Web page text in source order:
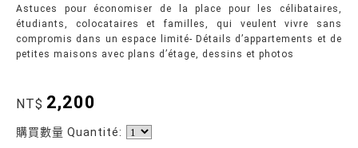
Astuces pour économiser de la place pour les célibataires,
étudiants, colocataires et familles, qui veulent vivre sans
compromis dans un espace limité- Détails d’appartements et de
petites maisons avec plans d’étage, dessins et photos
NT$ 2,200
購買數量 Quantité: